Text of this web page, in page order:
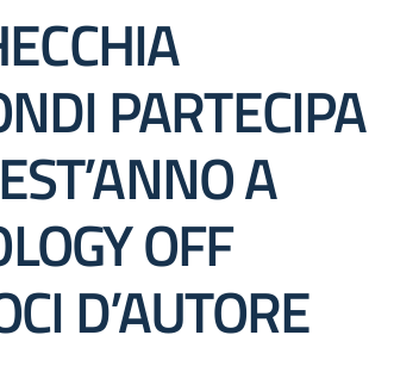
PARTECIPA
A
OFF
D’AUTORE